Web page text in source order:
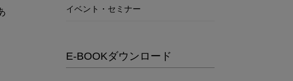
イベント・セミナー
E-BOOKダウンロード